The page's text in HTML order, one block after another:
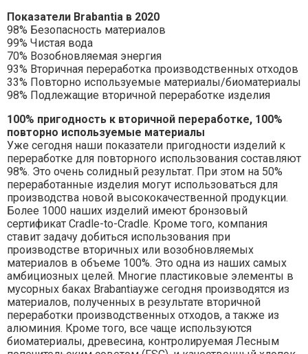
Показатели Brabantia в 2020
98% Безопасность материалов
99% Чистая вода
70% Возобновляемая энергия
93% Вторичная переработка производственных отходов
33% Повторно используемые материалы/биоматериалы
98% Подлежащие вторичной переработке изделия
100% пригодность к вторичной переработке, 100%
повторно используемые материалы
Уже сегодня наши показатели пригодности изделий к
переработке для повторного использования составляют
98%. Это очень солидный результат. При этом на 50%
переработанные изделия могут использоваться для
производства новой высококачественной продукции.
Более 1000 наших изделий имеют бронзовый
сертификат Cradle-to-Cradle. Кроме того, компания
ставит задачу добиться использования при
производстве вторичных или возобновляемых
материалов в объеме 100%. Это одна из наших самых
амбициозных целей. Многие пластиковые элементы в
мусорных баках Brabantiaуже сегодня производятся из
материалов, полученных в результате вторичной
переработки производственных отходов, а также из
алюминия. Кроме того, все чаще используются
биоматериалы, древесина, контролируемая Лесным